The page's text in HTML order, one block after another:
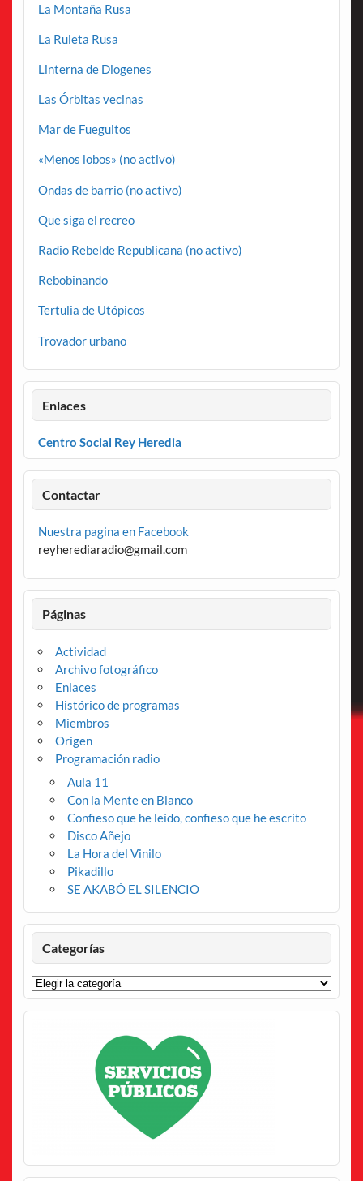
La Montaña Rusa
La Ruleta Rusa
Linterna de Diogenes
Las Órbitas vecinas
Mar de Fueguitos
«Menos lobos» (no activo)
Ondas de barrio (no activo)
Que siga el recreo
Radio Rebelde Republicana (no activo)
Rebobinando
Tertulia de Utópicos
Trovador urbano
Enlaces
Centro Social Rey Heredia
Contactar
Nuestra pagina en Facebook
reyherediaradio@gmail.com
Páginas
Actividad
Archivo fotográfico
Enlaces
Histórico de programas
Miembros
Origen
Programación radio
Aula 11
Con la Mente en Blanco
Confieso que he leído, confieso que he escrito
Disco Añejo
La Hora del Vinilo
Pikadillo
SE AKABÓ EL SILENCIO
Categorías
Categorías